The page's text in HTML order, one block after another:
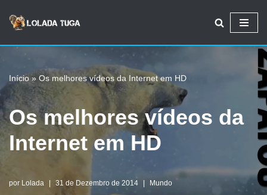
Avançar
conteúdo
Início » Os melhores vídeos da Internet em HD
Os melhores vídeos da
Internet em HD
por Lolada 31 de Dezembro de 2014 Mundo